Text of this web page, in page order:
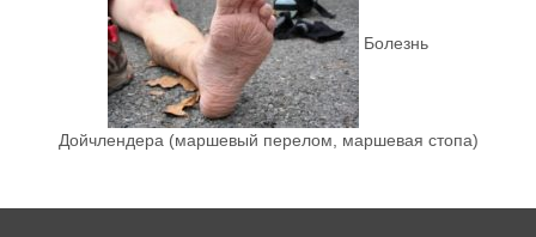
Болезнь
Дойчлендера (маршевый перелом, маршевая стопа)